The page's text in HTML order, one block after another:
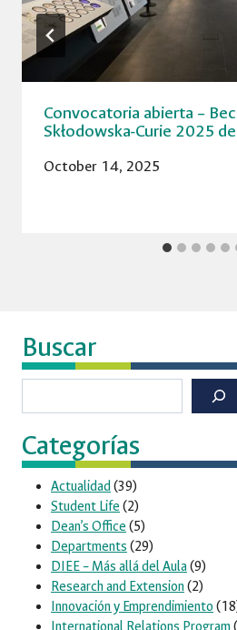
Convocatoria abierta –
Skłodowska-Curie 2025
October 14, 2025
Buscar
Categorías
Actualidad(39)
Student Life (2)
Dean’s Office (5)
Departments (29)
DIEE – Más allá del Aula(9)
Research and Extension(2)
Innovación y Emprendimiento